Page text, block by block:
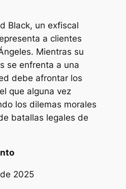
Black, un exfiscal
a clientes
Mientras su
se enfrenta a una
debe afrontar los
que alguna vez
los dilemas morales
batallas legales de
2025